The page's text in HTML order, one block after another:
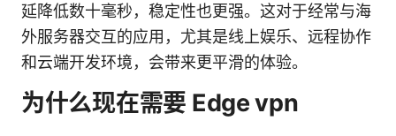
延降低数十毫秒，稳定性也更强。这对于经常与海
外服务器交互的应用，尤其是线上娱乐、远程协作
和云端开发环境，会带来更平滑的体验。
为什么现在需要 Edge vpn